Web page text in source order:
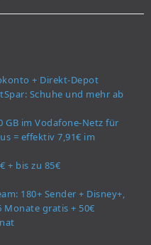
+ Direkt-Depot
Schuhe und mehr ab
GB im Vodafone-Netz für
= effektiv 7,91€ im
+ bis zu 85€
180+ Sender + Disney+,
Monate gratis + 50€